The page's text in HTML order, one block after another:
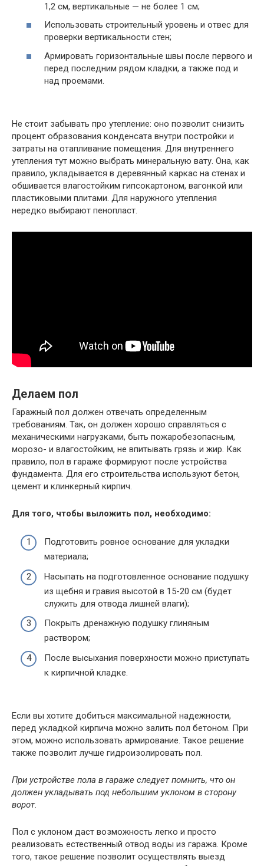
1,2 см, вертикальные — не более 1 см;
Использовать строительный уровень и отвес для
проверки вертикальности стен;
Армировать горизонтальные швы после первого и
перед последним рядом кладки, а также под и
над проемами.
Не стоит забывать про утепление: оно позволит снизить
процент образования конденсата внутри постройки и
затраты на отапливание помещения. Для внутреннего
утепления тут можно выбрать минеральную вату. Она, как
правило, укладывается в деревянный каркас на стенах и
обшивается влагостойким гипсокартоном, вагонкой или
пластиковыми плитами. Для наружного утепления
нередко выбирают пенопласт.
Делаем пол
Гаражный пол должен отвечать определенным
требованиям. Так, он должен хорошо справляться с
механическими нагрузками, быть пожаробезопасным,
морозо- и влагостойким, не впитывать грязь и жир. Как
правило, пол в гараже формируют после устройства
фундамента. Для его строительства используют бетон,
цемент и клинкерный кирпич.
Для того, чтобы выложить пол, необходимо:
Подготовить ровное основание для укладки
материала;
Насыпать на подготовленное основание подушку
из щебня и гравия высотой в 15-20 см (будет
служить для отвода лишней влаги);
Покрыть дренажную подушку глиняным
раствором;
После высыхания поверхности можно приступать
к кирпичной кладке.
Если вы хотите добиться максимальной надежности,
перед укладкой кирпича можно залить пол бетоном. При
этом, можно использовать армирование. Такое решение
также позволит лучше гидроизолировать пол.
При устройстве пола в гараже следует помнить, что он
должен укладывать под небольшим уклоном в сторону
ворот.
Пол с уклоном даст возможность легко и просто
реализовать естественный отвод воды из гаража. Кроме
того, такое решение позволит осуществлять выезд